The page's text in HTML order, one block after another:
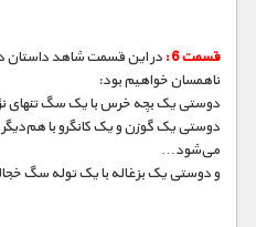
قسمت 6 :
در این قسمت شاهد
ناهمسان خواهیم بود:
دوستی یک بچه خرس با یک سگ تنهای
دوستی یک گوزن و یک کانگرو با
می‌شود…
و دوستی یک بزغاله با یک توله سگ